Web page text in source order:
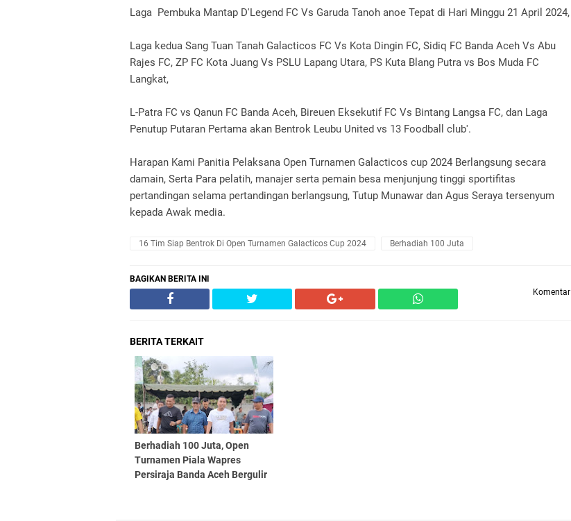
Laga Pembuka Mantap D'Legend FC Vs Garuda Tanoh anoe Tepat di Hari Minggu 21 April 2024,
Laga kedua Sang Tuan Tanah Galacticos FC Vs Kota Dingin FC, Sidiq FC Banda Aceh Vs Abu
Rajes FC, ZP FC Kota Juang Vs PSLU Lapang Utara, PS Kuta Blang Putra vs Bos Muda FC
Langkat,
L-Patra FC vs Qanun FC Banda Aceh, Bireuen Eksekutif FC Vs Bintang Langsa FC, dan Laga
Penutup Putaran Pertama akan Bentrok Leubu United vs 13 Foodball club'.
Harapan Kami Panitia Pelaksana Open Turnamen Galacticos cup 2024 Berlangsung secara
damain, Serta Para pelatih, manajer serta pemain besa menjunjung tinggi sportifitas
pertandingan selama pertandingan berlangsung, Tutup Munawar dan Agus Seraya tersenyum
kepada Awak media.
16 Tim Siap Bentrok Di Open Turnamen Galacticos Cup 2024 Berhadiah 100 Juta
BAGIKAN BERITA INI
Komentar
BERITA TERKAIT
Berhadiah 100 Juta, Open
Turnamen Piala Wapres
Persiraja Banda Aceh Bergulir